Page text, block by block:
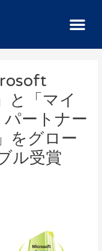
と「マイ
ートナー
をグロー
ル受賞